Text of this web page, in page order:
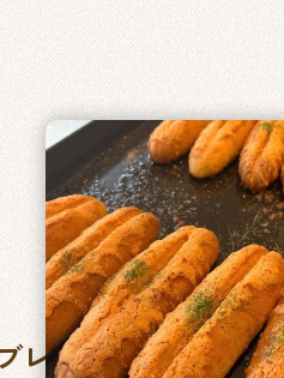
レッドファクトリ